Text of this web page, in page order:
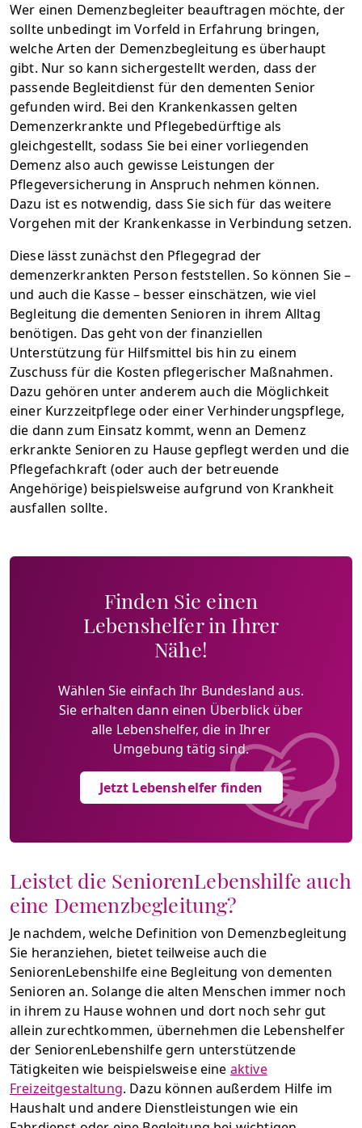
Wer einen Demenzbegleiter beauftragen möchte, der
sollte unbedingt im Vorfeld in Erfahrung bringen,
welche Arten der Demenzbegleitung es überhaupt
gibt. Nur so kann sichergestellt werden, dass der
passende Begleitdienst für den dementen Senior
gefunden wird. Bei den Krankenkassen gelten
Demenzerkrankte und Pflegebedürftige als
gleichgestellt, sodass Sie bei einer vorliegenden
Demenz also auch gewisse Leistungen der
Pflegeversicherung in Anspruch nehmen können.
Dazu ist es notwendig, dass Sie sich für das weitere
Vorgehen mit der Krankenkasse in Verbindung setzen.
Diese lässt zunächst den Pflegegrad der
demenzerkrankten Person feststellen. So können Sie –
und auch die Kasse – besser einschätzen, wie viel
Begleitung die dementen Senioren in ihrem Alltag
benötigen. Das geht von der finanziellen
Unterstützung für Hilfsmittel bis hin zu einem
Zuschuss für die Kosten pflegerischer Maßnahmen.
Dazu gehören unter anderem auch die Möglichkeit
einer Kurzzeitpflege oder einer Verhinderungspflege,
die dann zum Einsatz kommt, wenn an Demenz
erkrankte Senioren zu Hause gepflegt werden und die
Pflegefachkraft (oder auch der betreuende
Angehörige) beispielsweise aufgrund von Krankheit
ausfallen sollte.
Finden Sie einen
Lebenshelfer in Ihrer
Nähe!
Wählen Sie einfach Ihr Bundesland aus.
Sie erhalten dann einen Überblick über
alle Lebenshelfer, die in Ihrer
Umgebung tätig sind.
Jetzt Lebenshelfer finden
Leistet die SeniorenLebenshilfe auch
eine Demenzbegleitung?
Je nachdem, welche Definition von Demenzbegleitung
Sie heranziehen, bietet teilweise auch die
SeniorenLebenshilfe eine Begleitung von dementen
Senioren an. Solange die alten Menschen immer noch
in ihrem zu Hause wohnen und dort noch sehr gut
allein zurechtkommen, übernehmen die Lebenshelfer
der SeniorenLebenshilfe gern unterstützende
Tätigkeiten wie beispielsweise eine aktive
Freizeitgestaltung. Dazu können außerdem Hilfe im
Haushalt und andere Dienstleistungen wie ein